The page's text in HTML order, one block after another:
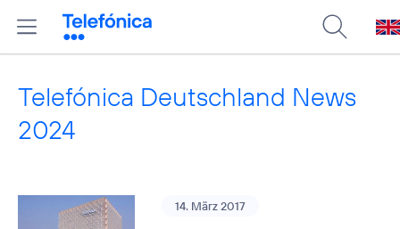
Telefónica Deutschland News
2024
14. März 2017